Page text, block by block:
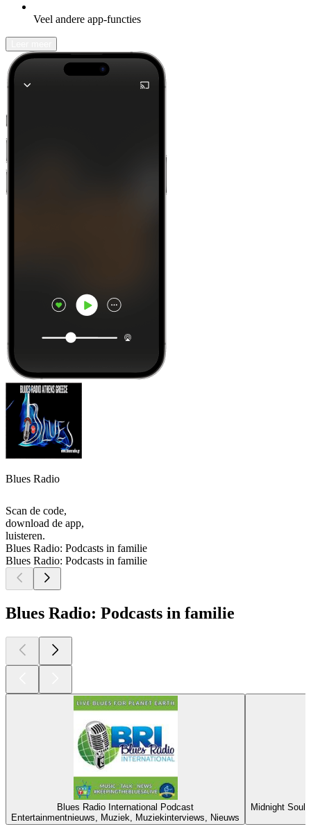
Veel andere app-functies
Blues Radio
Scan de code,
download de app,
luisteren.
Blues Radio: Podcasts in familie
Blues Radio: Podcasts in familie
Blues Radio: Podcasts in familie
Blues Radio International Podcast
Entertainmentnieuws, Muziek, Muziekinterviews, Nieuws
Midnight Soul